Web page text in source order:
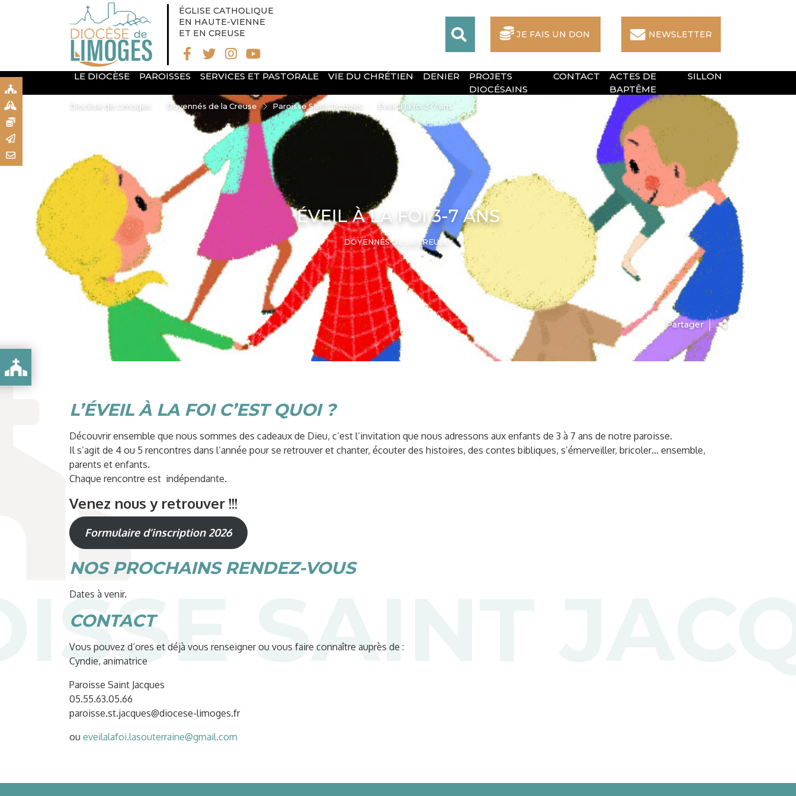
ÉGLISE CATHOLIQUE
EN HAUTE-VIENNE
ET EN CREUSE
JE FAIS UN DON NEWSLETTER
LE DIOCÈSE PAROISSES SERVICES ET PASTORALE VIE DU CHRÉTIEN DENIER
PROJETS
DIOCÉSAINS
CONTACT
ACTES DE
BAPTÊME
SILLON
Diocèse de Limoges Doyennés de la Creuse Paroisse Saint Jacques Éveil à la foi 3-7 ans
ÉVEIL À LA FOI 3-7 ANS
DOYENNÉS DE LA CREUSE
Partager
L’ÉVEIL À LA FOI C’EST QUOI ?
Découvrir ensemble que nous sommes des cadeaux de Dieu, c’est l’invitation que nous adressons aux enfants de 3 à 7 ans de notre paroisse.
Il s’agit de 4 ou 5 rencontres dans l’année pour se retrouver et chanter, écouter des histoires, des contes bibliques, s’émerveiller, bricoler… ensemble,
parents et enfants.
Chaque rencontre est indépendante.
Venez nous y retrouver !!!
Formulaire d’inscription 2026
NOS PROCHAINS RENDEZ-VOUS
Dates à venir.
CONTACT
Vous pouvez d’ores et déjà vous renseigner ou vous faire connaître auprès de :
Cyndie, animatrice
Paroisse Saint Jacques
05.55.63.05.66
paroisse.st.jacques@diocese-limoges.fr
ou eveilalafoi.lasouterraine@gmail.com